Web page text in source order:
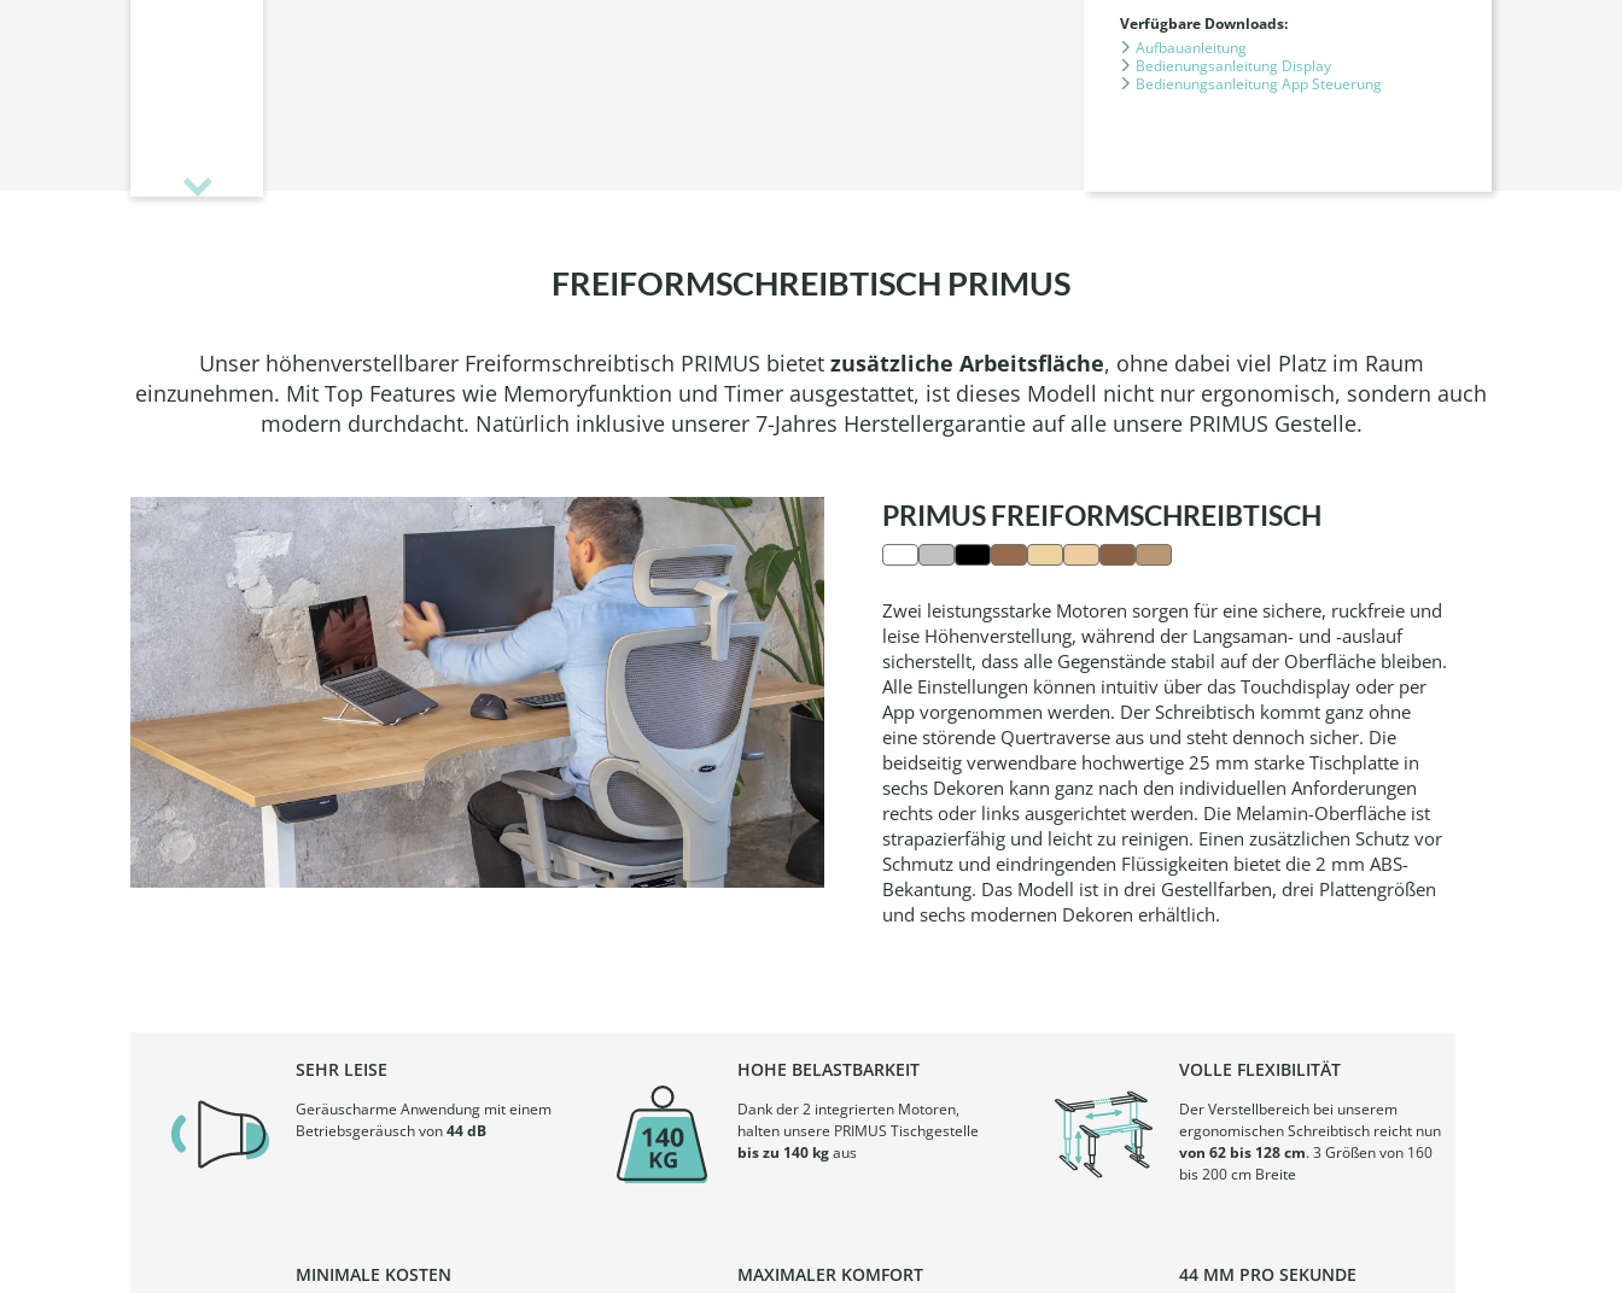
Verfügbare Downloads:
Aufbauanleitung
Bedienungsanleitung Display
Bedienungsanleitung App Steuerung
FREIFORMSCHREIBTISCH PRIMUS
Unser höhenverstellbarer Freiformschreibtisch PRIMUS bietet zusätzliche Arbeitsfläche, ohne dabei viel Platz im Raum
einzunehmen. Mit Top Features wie Memoryfunktion und Timer ausgestattet, ist dieses Modell nicht nur ergonomisch, sondern auch
modern durchdacht. Natürlich inklusive unserer 7-Jahres Herstellergarantie auf alle unsere PRIMUS Gestelle.
PRIMUS FREIFORMSCHREIBTISCH
Zwei leistungsstarke Motoren sorgen für eine sichere, ruckfreie und
leise Höhenverstellung, während der Langsaman- und -auslauf
sicherstellt, dass alle Gegenstände stabil auf der Oberfläche bleiben.
Alle Einstellungen können intuitiv über das Touchdisplay oder per
App vorgenommen werden. Der Schreibtisch kommt ganz ohne
eine störende Quertraverse aus und steht dennoch sicher. Die
beidseitig verwendbare hochwertige 25 mm starke Tischplatte in
sechs Dekoren kann ganz nach den individuellen Anforderungen
rechts oder links ausgerichtet werden. Die Melamin-Oberfläche ist
strapazierfähig und leicht zu reinigen. Einen zusätzlichen Schutz vor
Schmutz und eindringenden Flüssigkeiten bietet die 2 mm ABS-
Bekantung. Das Modell ist in drei Gestellfarben, drei Plattengrößen
und sechs modernen Dekoren erhältlich.
SEHR LEISE
Geräuscharme Anwendung mit einem
Betriebsgeräusch von44 dB
HOHE BELASTBARKEIT
Dank der 2 integrierten Motoren,
halten unsere PRIMUS Tischgestelle
bis zu 140 kgaus
VOLLE FLEXIBILITÄT
Der Verstellbereich bei unserem
ergonomischen Schreibtisch reicht nun
von 62 bis 128 cm. 3 Größen von 160
bis 200 cm Breite
MINIMALE KOSTEN MAXIMALER KOMFORT 44 MM PRO SEKUNDE